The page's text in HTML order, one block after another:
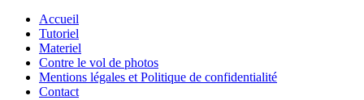
Accueil
Tutoriel
Materiel
Contre le vol de photos
Mentions légales et Politique de confidentialité
Contact